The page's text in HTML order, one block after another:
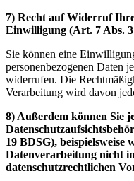
7) Recht auf Widerruf
Einwilligung (Art. 7 Abs.
Sie können eine
personenbezogenen Daten
widerrufen. Die
Verarbeitung wird davon
8) Außerdem können Sie
19 BDSG), beispielsweise
Datenverarbeitung nicht
datenschutzrechtlichen